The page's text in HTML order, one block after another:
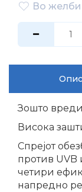
Во желби
Опис
Зошто
Висока
Спрејот
против UVB
четири
напредно